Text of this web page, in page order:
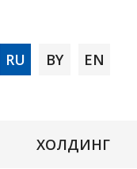
RU BY EN
ХОЛДИНГ